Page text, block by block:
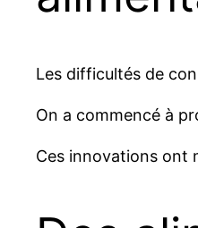
Les difficultés de
On a commencé à
Ces innovations ont